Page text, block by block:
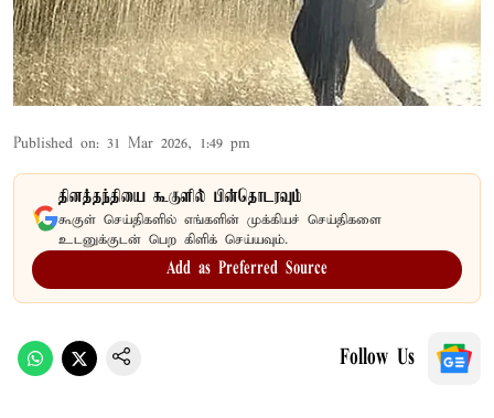
Published on: 31 Mar 2026, 1:49 pm
தினத்தந்தியை கூகுளில் பின்தொடரவும்
கூகுள் செய்திகளில் எங்களின் முக்கியச் செய்திகளை
உடனுக்குடன் பெற கிளிக் செய்யவும்.
Add as Preferred Source
Follow Us